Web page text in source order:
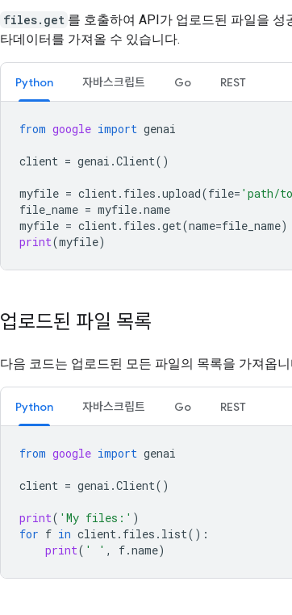
files.get 를 호출하여 API가 업로드된 파일을
타데이터를 가져올 수 있습니다.
Python 자바스크립트 Go REST
from google import genai
client = genai .Client()
myfile = client. files .upload(file= 'path/
file_name = myfile.name
myfile = client. files .get(name=file_name)
print(myfile)
업로드된 파일 목록
다음 코드는 업로드된 모든 파일의 목록을 가져옵니
Python 자바스크립트 Go REST
from google import genai
client = genai .Client()
print( 'My files:' )
for f in client. files . list():
print( ' ' , f.name)